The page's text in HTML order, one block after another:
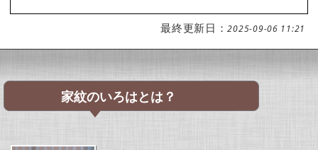
最終更新日：2025-09-06 11:21
家紋のいろはとは？